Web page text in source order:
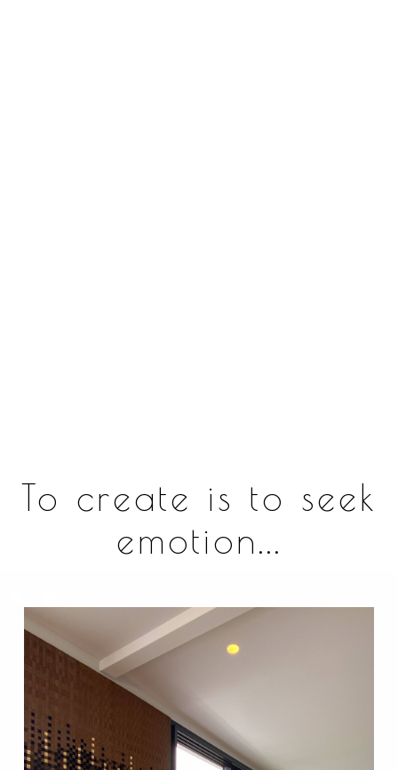
To create is to seek
emotion...